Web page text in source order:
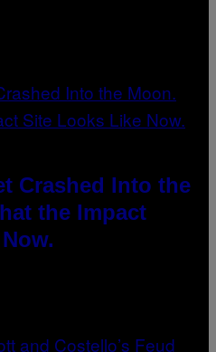
Crashed Into the
the Impact